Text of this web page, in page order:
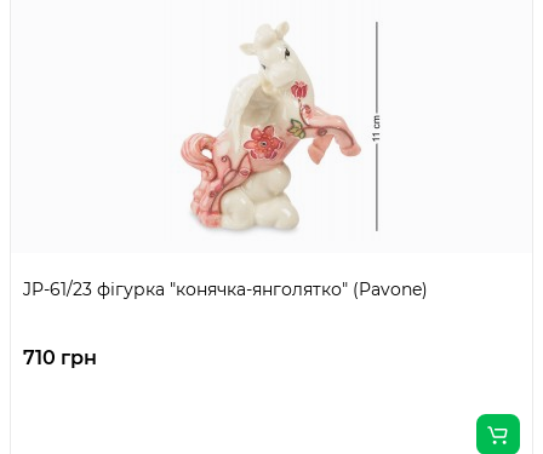
JP-61/23 фігурка "конячка-янголятко" (Pavone)
710 грн